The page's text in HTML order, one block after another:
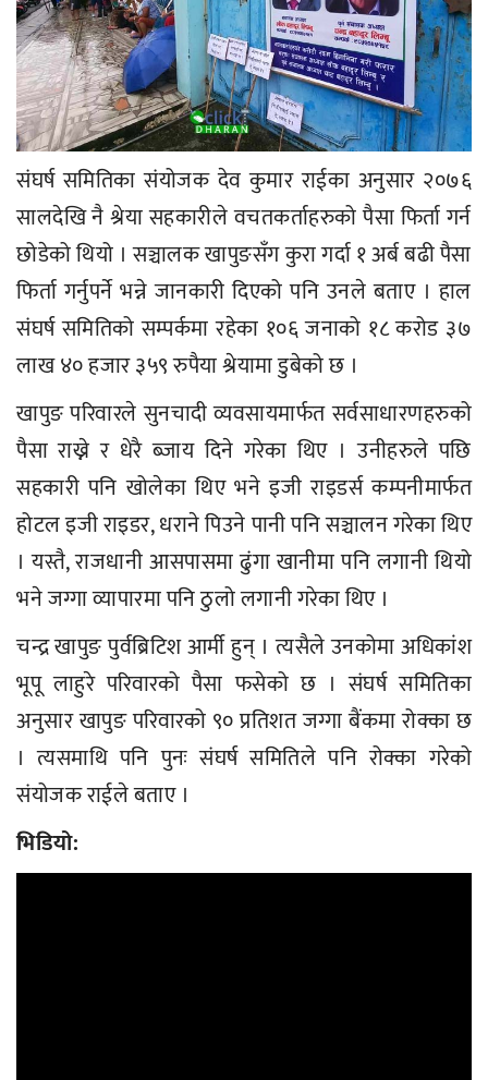
संघर्ष समितिका संयोजक देव कुमार राईका अनुसार २०७६
सालदेखि नै श्रेया सहकारीले वचतकर्ताहरुको पैसा फिर्ता गर्न
छोडेको थियो । सञ्चालक खापुङसँग कुरा गर्दा १ अर्ब बढी पैसा
फिर्ता गर्नुपर्ने भन्ने जानकारी दिएको पनि उनले बताए । हाल
संघर्ष समितिको सम्पर्कमा रहेका १०६ जनाको १८ करोड ३७
लाख ४० हजार ३५९ रुपैया श्रेयामा डुबेको छ ।
खापुङ परिवारले सुनचादी व्यवसायमार्फत सर्वसाधारणहरुको
पैसा राख्ने र धेरै ब्जाय दिने गरेका थिए । उनीहरुले पछि
सहकारी पनि खोलेका थिए भने इजी राइडर्स कम्पनीमार्फत
होटल इजी राइडर, धराने पिउने पानी पनि सञ्चालन गरेका थिए
। यस्तै, राजधानी आसपासमा ढुंगा खानीमा पनि लगानी थियो
भने जग्गा व्यापारमा पनि ठुलो लगानी गरेका थिए ।
चन्द्र खापुङ पुर्वब्रिटिश आर्मी हुन् । त्यसैले उनकोमा अधिकांश
भूपू लाहुरे परिवारको पैसा फसेको छ । संघर्ष समितिका
अनुसार खापुङ परिवारको ९० प्रतिशत जग्गा बैंकमा रोक्का छ
। त्यसमाथि पनि पुनः संघर्ष समितिले पनि रोक्का गरेको
संयोजक राईले बताए ।
भिडियो: